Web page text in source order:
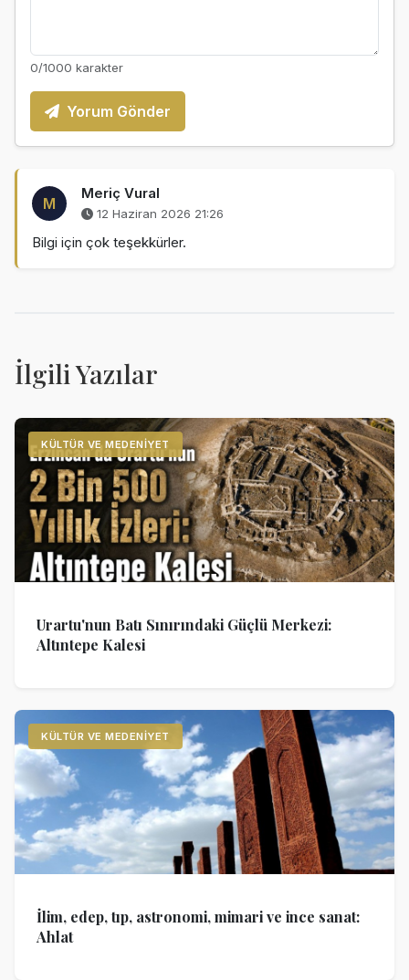
0/1000 karakter
Yorum Gönder
M
Meriç Vural
12 Haziran 2026 21:26
Bilgi için çok teşekkürler.
İlgili Yazılar
KÜLTÜR VE MEDENIYET
Urartu'nun Batı Sınırındaki Güçlü Merkezi:
Altıntepe Kalesi
KÜLTÜR VE MEDENIYET
İlim, edep, tıp, astronomi, mimari ve ince sanat:
Ahlat